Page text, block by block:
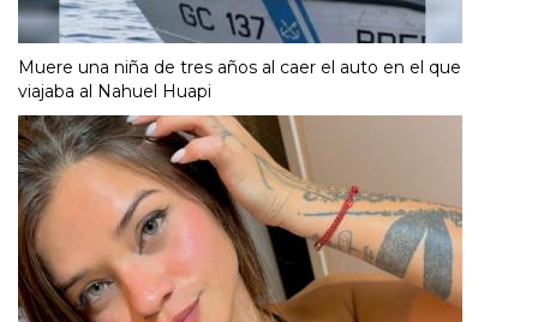
Muere una niña de tres años al caer el auto en el que
viajaba al Nahuel Huapi